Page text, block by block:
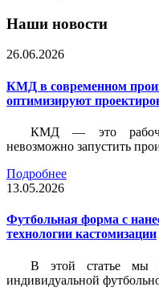
Наши новости
26.06.2026
КМД в современном
оптимизируют
КМД — это
невозможно запустить
Подробнее
13.05.2026
Футбольная форма с
технологии кастомизации
В этой статье мы
индивидуальной